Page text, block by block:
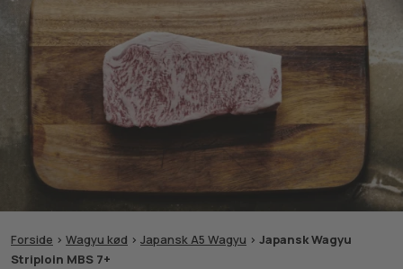
Forside > Wagyu kød > Japansk A5 Wagyu > Japansk Wagyu
Striploin MBS 7+